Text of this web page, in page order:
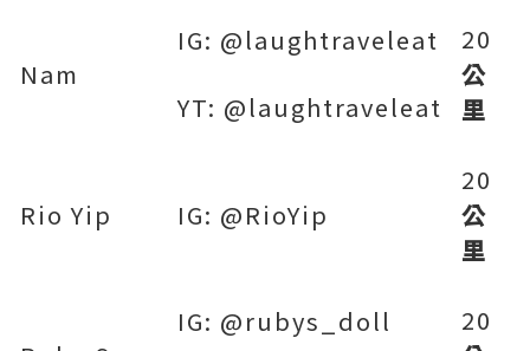
Nam
IG: @laughtraveleat
YT: @laughtraveleat
20
公
里
Rio Yip IG: @RioYip
20
公
里
IG: @rubys_doll
20